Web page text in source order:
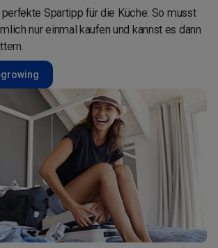
Spartipp für die Küche: So musst
nur einmal kaufen und kannst es dann